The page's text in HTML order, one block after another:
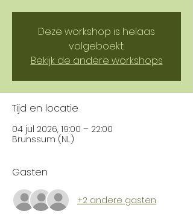
Deze workshop is helaas
volgeboekt.
Bekijk de andere workshops
Tijd en locatie
04 jul 2026, 19:00 – 22:00
Brunssum (NL)
Gasten
+2 andere gasten